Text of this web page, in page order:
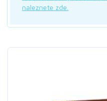
naleznete zde.